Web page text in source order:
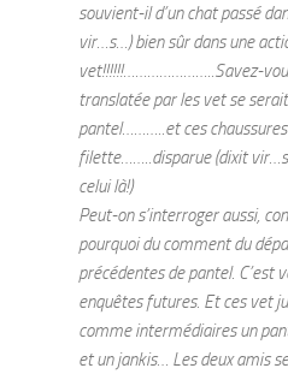
souvient-il d’un chat passé
vir…s…) bien sûr dans une
vet!!!!!!…………………..Savez-
translatée par les vet se
pantel………..et ces
filette……..disparue (dixit
celui là!)
Peut-on s’interroger aussi,
pourquoi du comment du
précédentes de pantel. C’est
enquêtes futures. Et ces vet
comme intermédiaires un
et un jankis… Les deux amis